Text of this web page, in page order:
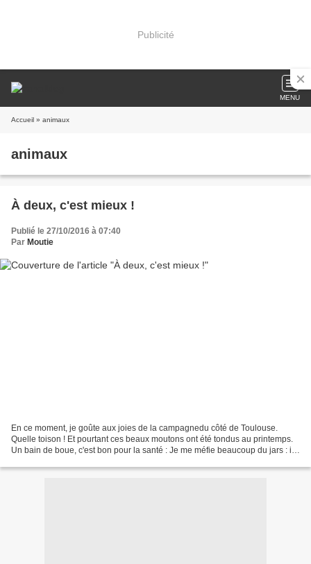
Publicité
MENU
Accueil » animaux
animaux
À deux, c'est mieux !
Publié le 27/10/2016 à 07:40
Par Moutie
En ce moment, je goûte aux joies de la campagnedu côté de Toulouse.
Quelle toison ! Et pourtant ces beaux moutons ont été tondus au printemps.
Un bain de boue, c'est bon pour la santé : Je me méfie beaucoup du jars : il